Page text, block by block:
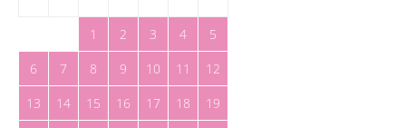
1 2 3 4
5
6
7 8 9 10 11
12
13
14 15 16 17 18
19